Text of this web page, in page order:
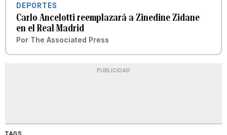
DEPORTES
Carlo Ancelotti reemplazará a Zinedine Zidane
en el Real Madrid
Por The Associated Press
PUBLICIDAD